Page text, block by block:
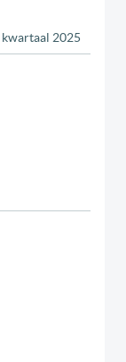
kwartaal 2025